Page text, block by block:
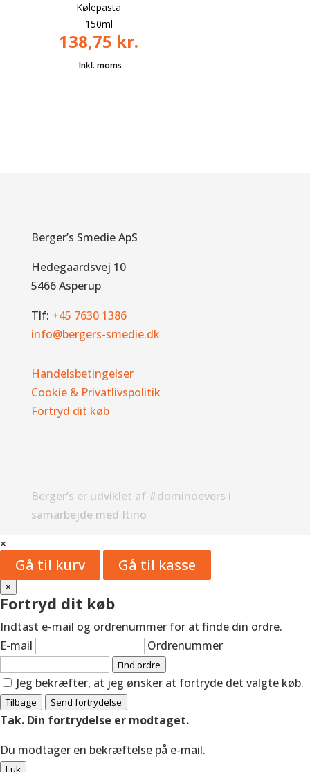
Kølepasta
150ml
138,75 kr.
Berger’s Smedie ApS
Hedegaardsvej 10
5466 Asperup
Tlf: +45 7630 1386
info@bergers-smedie.dk
Handelsbetingelser
Cookie & Privatlivspolitik
Fortryd dit køb
Berger’s er udviklet af #dominoevers i
samarbejde med Itino
×
Gå til kurv Gå til kasse
×
Fortryd dit køb
Indtast e-mail og ordrenummer for at finde din ordre.
E-mail
Ordrenummer
Find ordre
Jeg bekræfter, at jeg ønsker at fortryde det valgte køb.
Tilbage Send fortrydelse
Tak. Din fortrydelse er modtaget.
Du modtager en bekræftelse på e-mail.